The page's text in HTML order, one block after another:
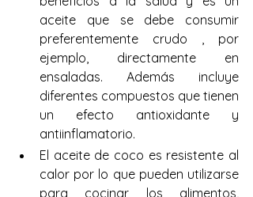
aceite que se debe consumir
preferentemente crudo , por
ejemplo, directamente en
ensaladas. Además incluye
diferentes compuestos que tienen
un efecto antioxidante y
antiinflamatorio.
El aceite de coco es resistente al
calor por lo que pueden utilizarse
para cocinar los alimentos,